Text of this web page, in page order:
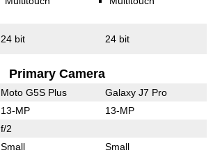
24 bit 24 bit
Primary Camera
Moto G5S Plus Galaxy J7 Pro
13-MP 13-MP
f/2
Small Small